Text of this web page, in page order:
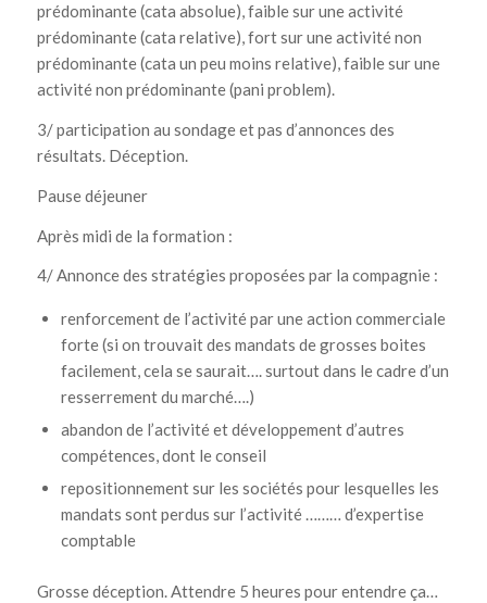
prédominante (cata absolue), faible sur une activité
prédominante (cata relative), fort sur une activité non
prédominante (cata un peu moins relative), faible sur une
activité non prédominante (pani problem).
3/ participation au sondage et pas d’annonces des
résultats. Déception.
Pause déjeuner
Après midi de la formation :
4/ Annonce des stratégies proposées par la compagnie :
renforcement de l’activité par une action commerciale
forte (si on trouvait des mandats de grosses boites
facilement, cela se saurait…. surtout dans le cadre d’un
resserrement du marché….)
abandon de l’activité et développement d’autres
compétences, dont le conseil
repositionnement sur les sociétés pour lesquelles les
mandats sont perdus sur l’activité ……… d’expertise
comptable
Grosse déception. Attendre 5 heures pour entendre ça…